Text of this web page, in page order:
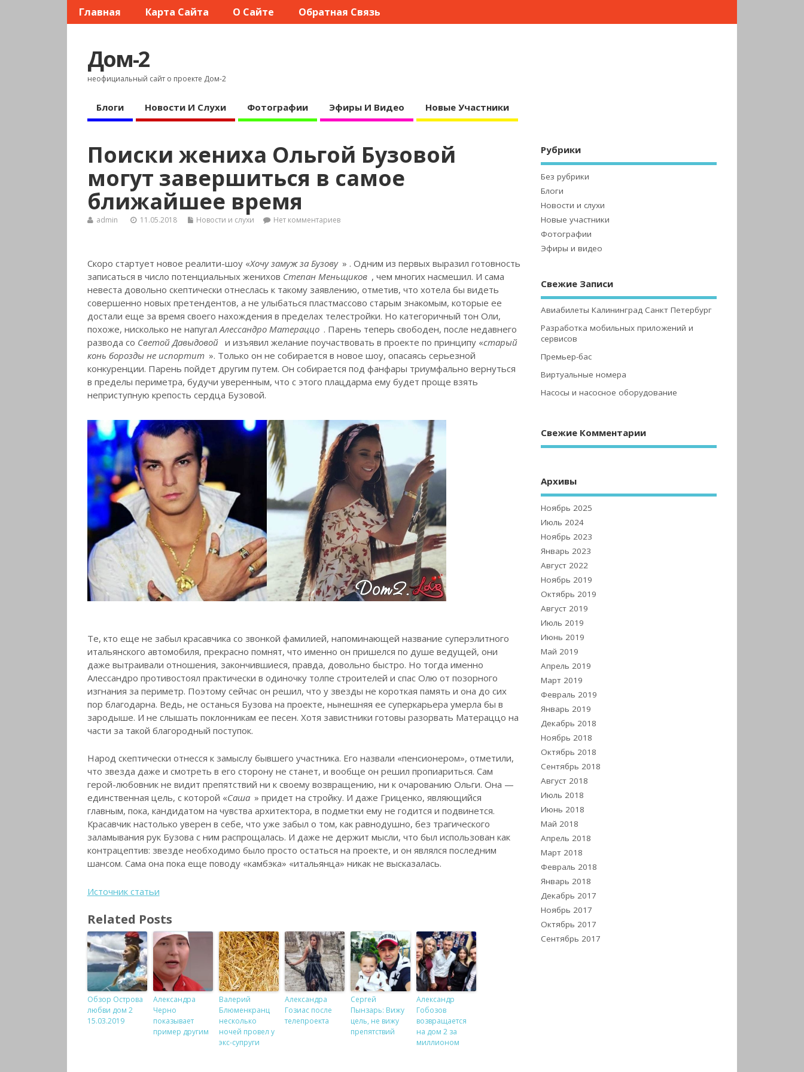
Главная Карта Сайта О Сайте Обратная Связь
Дом-2
неофициальный сайт о проекте Дом-2
Блоги Новости И Слухи Фотографии Эфиры И Видео Новые Участники
Поиски жениха Ольгой Бузовой
могут завершиться в самое
ближайшее время
admin 11.05.2018 Новости и слухи Нет комментариев
Скоро стартует новое реалити-шоу «Хочу замуж за Бузову » . Одним из первых выразил готовность
записаться в число потенциальных женихов Степан Меньщиков , чем многих насмешил. И сама
невеста довольно скептически отнеслась к такому заявлению, отметив, что хотела бы видеть
совершенно новых претендентов, а не улыбаться пластмассово старым знакомым, которые ее
достали еще за время своего нахождения в пределах телестройки. Но категоричный тон Оли,
похоже, нисколько не напугалАлессандро Матераццо . Парень теперь свободен, после недавнего
развода со Светой Давыдовой и изъявил желание поучаствовать в проекте по принципу «старый
конь борозды не испортит ». Только он не собирается в новое шоу, опасаясь серьезной
конкуренции. Парень пойдет другим путем. Он собирается под фанфары триумфально вернуться
в пределы периметра, будучи уверенным, что с этого плацдарма ему будет проще взять
неприступную крепость сердца Бузовой.
Те, кто еще не забыл красавчика со звонкой фамилией, напоминающей название суперэлитного
итальянского автомобиля, прекрасно помнят, что именно он пришелся по душе ведущей, они
даже вытраивали отношения, закончившиеся, правда, довольно быстро. Но тогда именно
Алессандро противостоял практически в одиночку толпе строителей и спас Олю от позорного
изгнания за периметр. Поэтому сейчас он решил, что у звезды не короткая память и она до сих
пор благодарна. Ведь, не останься Бузова на проекте, нынешняя ее суперкарьера умерла бы в
зародыше. И не слышать поклонникам ее песен. Хотя завистники готовы разорвать Матераццо на
части за такой благородный поступок.
Народ скептически отнесся к замыслу бывшего участника. Его назвали «пенсионером», отметили,
что звезда даже и смотреть в его сторону не станет, и вообще он решил пропиариться. Сам
герой-любовник не видит препятствий ни к своему возвращению, ни к очарованию Ольги. Она —
единственная цель, с которой «Саша » придет на стройку. И даже Гриценко, являющийся
главным, пока, кандидатом на чувства архитектора, в подметки ему не годится и подвинется.
Красавчик настолько уверен в себе, что уже забыл о том, как равнодушно, без трагического
заламывания рук Бузова с ним распрощалась. И даже не держит мысли, что был использован как
контрацептив: звезде необходимо было просто остаться на проекте, и он являлся последним
шансом. Сама она пока еще поводу «камбэка» «итальянца» никак не высказалась.
Источник статьи
Related Posts
Обзор Острова
любви дом 2
15.03.2019
Александра
Черно
показывает
пример другим
Валерий
Блюменкранц
несколько
ночей провел у
экс-супруги
Александра
Гозиас после
телепроекта
Сергей
Пынзарь: Вижу
цель, не вижу
препятствий
Александр
Гобозов
возвращается
на дом 2 за
миллионом
Рубрики
Без рубрики
Блоги
Новости и слухи
Новые участники
Фотографии
Эфиры и видео
Свежие Записи
Авиабилеты Калининград Санкт Петербург
Разработка мобильных приложений и
сервисов
Премьер-бас
Виртуальные номера
Насосы и насосное оборудование
Свежие Комментарии
Архивы
Ноябрь 2025
Июль 2024
Ноябрь 2023
Январь 2023
Август 2022
Ноябрь 2019
Октябрь 2019
Август 2019
Июль 2019
Июнь 2019
Май 2019
Апрель 2019
Март 2019
Февраль 2019
Январь 2019
Декабрь 2018
Ноябрь 2018
Октябрь 2018
Сентябрь 2018
Август 2018
Июль 2018
Июнь 2018
Май 2018
Апрель 2018
Март 2018
Февраль 2018
Январь 2018
Декабрь 2017
Ноябрь 2017
Октябрь 2017
Сентябрь 2017